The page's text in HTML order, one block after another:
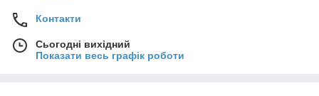
Контакти
Сьогодні вихідний
Показати весь графік роботи